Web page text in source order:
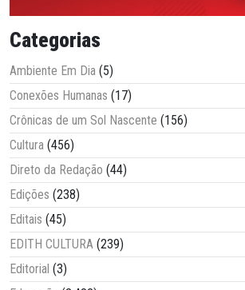
Categorias
Ambiente Em Dia (5)
Conexões Humanas (17)
Crônicas de um Sol Nascente (156)
Cultura (456)
Direto da Redação (44)
Edições (238)
Editais (45)
EDITH CULTURA (239)
Editorial (3)